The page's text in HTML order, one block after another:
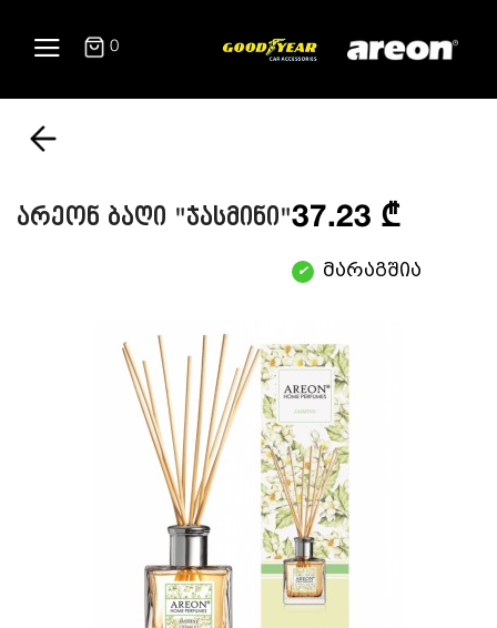
0
არეონ ბაღი "ჯასმინი"37.23 ₾
✔ მარაგშია